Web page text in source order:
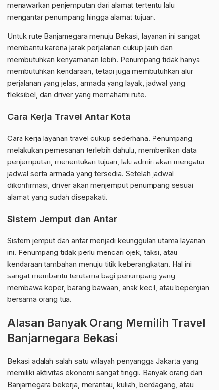
menawarkan penjemputan dari alamat tertentu lalu
mengantar penumpang hingga alamat tujuan.
Untuk rute Banjarnegara menuju Bekasi, layanan ini sangat
membantu karena jarak perjalanan cukup jauh dan
membutuhkan kenyamanan lebih. Penumpang tidak hanya
membutuhkan kendaraan, tetapi juga membutuhkan alur
perjalanan yang jelas, armada yang layak, jadwal yang
fleksibel, dan driver yang memahami rute.
Cara Kerja Travel Antar Kota
Cara kerja layanan travel cukup sederhana. Penumpang
melakukan pemesanan terlebih dahulu, memberikan data
penjemputan, menentukan tujuan, lalu admin akan mengatur
jadwal serta armada yang tersedia. Setelah jadwal
dikonfirmasi, driver akan menjemput penumpang sesuai
alamat yang sudah disepakati.
Sistem Jemput dan Antar
Sistem jemput dan antar menjadi keunggulan utama layanan
ini. Penumpang tidak perlu mencari ojek, taksi, atau
kendaraan tambahan menuju titik keberangkatan. Hal ini
sangat membantu terutama bagi penumpang yang
membawa koper, barang bawaan, anak kecil, atau bepergian
bersama orang tua.
Alasan Banyak Orang Memilih Travel
Banjarnegara Bekasi
Bekasi adalah salah satu wilayah penyangga Jakarta yang
memiliki aktivitas ekonomi sangat tinggi. Banyak orang dari
Banjarnegara bekerja, merantau, kuliah, berdagang, atau